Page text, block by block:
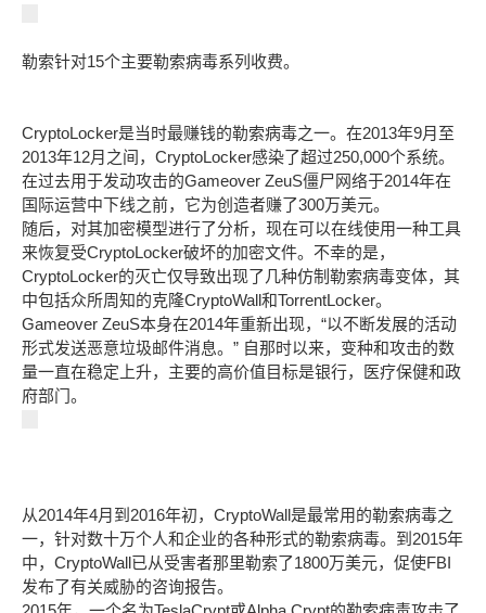
勒索针对15个主要勒索病毒系列收费。
CryptoLocker是当时最赚钱的勒索病毒之一。在2013年9月至
2013年12月之间，CryptoLocker感染了超过250,000个系统。
在过去用于发动攻击的Gameover ZeuS僵尸网络于2014年在
国际运营中下线之前，它为创造者赚了300万美元。
随后，对其加密模型进行了分析，现在可以在线使用一种工具
来恢复受CryptoLocker破坏的加密文件。不幸的是，
CryptoLocker的灭亡仅导致出现了几种仿制勒索病毒变体，其
中包括众所周知的克隆CryptoWall和TorrentLocker。
Gameover ZeuS本身在2014年重新出现，“以不断发展的活动
形式发送恶意垃圾邮件消息。” 自那时以来，变种和攻击的数
量一直在稳定上升，主要的高价值目标是银行，医疗保健和政
府部门。
从2014年4月到2016年初，CryptoWall是最常用的勒索病毒之
一，针对数十万个人和企业的各种形式的勒索病毒。到2015年
中，CryptoWall已从受害者那里勒索了1800万美元，促使FBI
发布了有关威胁的咨询报告。